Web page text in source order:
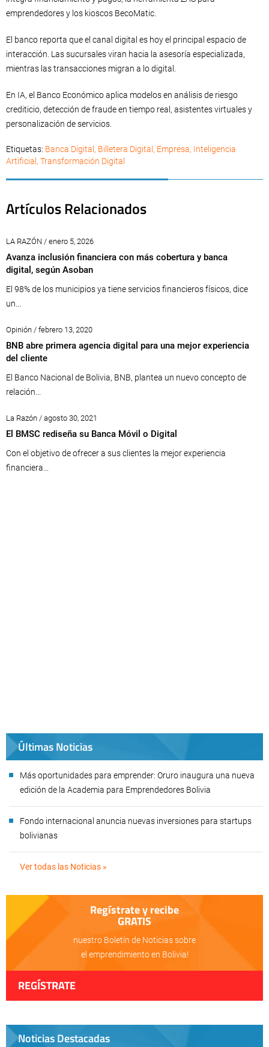
emprendedores y los kioscos BecoMatic.
El banco reporta que el canal digital es hoy el principal espacio de
interacción. Las sucursales viran hacia la asesoría especializada,
mientras las transacciones migran a lo digital.
En IA, el Banco Económico aplica modelos en análisis de riesgo
crediticio, detección de fraude en tiempo real, asistentes virtuales y
personalización de servicios.
Etiquetas: Banca Digital , Billetera Digital , Empresa, Inteligencia
Artificial , Transformación Digital
Artículos Relacionados
LA RAZÓN / enero 5, 2026
Avanza inclusión financiera con más cobertura y banca
digital, según Asoban
El 98% de los municipios ya tiene servicios financieros físicos, dice
un...
Opinión / febrero 13, 2020
BNB abre primera agencia digital para una mejor experiencia
del cliente
El Banco Nacional de Bolivia, BNB, plantea un nuevo concepto de
relación...
La Razón / agosto 30, 2021
El BMSC rediseña su Banca Móvil o Digital
Con el objetivo de ofrecer a sus clientes la mejor experiencia
financiera...
Últimas Noticias
Más oportunidades para emprender: Oruro inaugura una nueva
edición de la Academia para Emprendedores Bolivia
Fondo internacional anuncia nuevas inversiones para startups
bolivianas
Ver todas las Noticias »
Regístrate y recibe
GRATIS
nuestro Boletín de Noticias sobre
el emprendimiento en Bolivia!
REGÍSTRATE
Noticias Destacadas